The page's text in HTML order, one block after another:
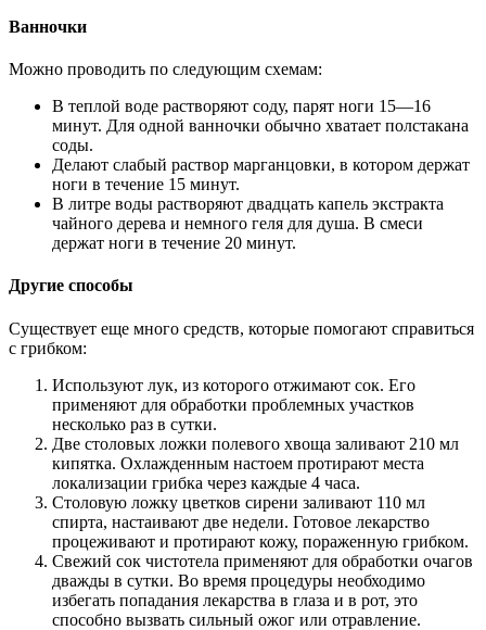
Ванночки
Можно проводить по следующим схемам:
В теплой воде растворяют соду, парят ноги 15—16
минут. Для одной ванночки обычно хватает полстакана
соды.
Делают слабый раствор марганцовки, в котором держат
ноги в течение 15 минут.
В литре воды растворяют двадцать капель экстракта
чайного дерева и немного геля для душа. В смеси
держат ноги в течение 20 минут.
Другие способы
Существует еще много средств, которые помогают справиться
с грибком:
Используют лук, из которого отжимают сок. Его
применяют для обработки проблемных участков
несколько раз в сутки.
Две столовых ложки полевого хвоща заливают 210 мл
кипятка. Охлажденным настоем протирают места
локализации грибка через каждые 4 часа.
Столовую ложку цветков сирени заливают 110 мл
спирта, настаивают две недели. Готовое лекарство
процеживают и протирают кожу, пораженную грибком.
Свежий сок чистотела применяют для обработки очагов
дважды в сутки. Во время процедуры необходимо
избегать попадания лекарства в глаза и в рот, это
способно вызвать сильный ожог или отравление.